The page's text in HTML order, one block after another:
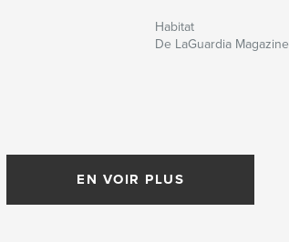
Habitat
De LaGuardia Magazine
EN VOIR PLUS